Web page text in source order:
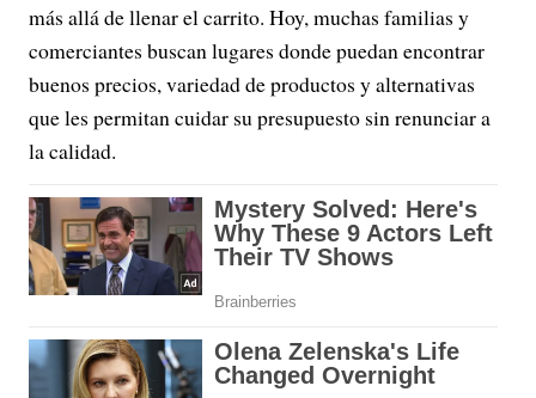
más allá de llenar el carrito. Hoy, muchas familias y
comerciantes buscan lugares donde puedan encontrar
buenos precios, variedad de productos y alternativas
que les permitan cuidar su presupuesto sin renunciar a
la calidad.